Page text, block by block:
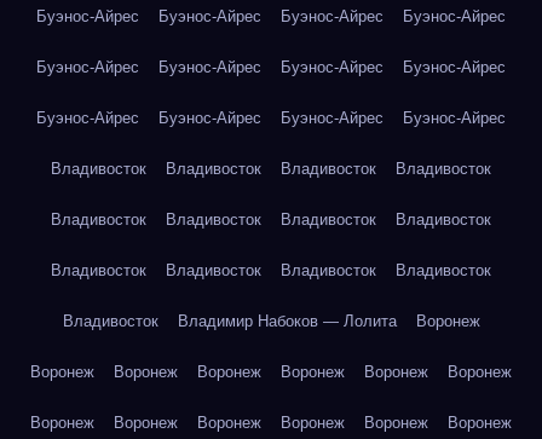
Буэнос-Айрес Буэнос-Айрес Буэнос-Айрес Буэнос-Айрес
Буэнос-Айрес Буэнос-Айрес Буэнос-Айрес Буэнос-Айрес
Буэнос-Айрес Буэнос-Айрес Буэнос-Айрес Буэнос-Айрес
Владивосток Владивосток Владивосток Владивосток
Владивосток Владивосток Владивосток Владивосток
Владивосток Владивосток Владивосток Владивосток
Владивосток Владимир Набоков — Лолита Воронеж
Воронеж Воронеж Воронеж Воронеж Воронеж Воронеж
Воронеж Воронеж Воронеж Воронеж Воронеж Воронеж